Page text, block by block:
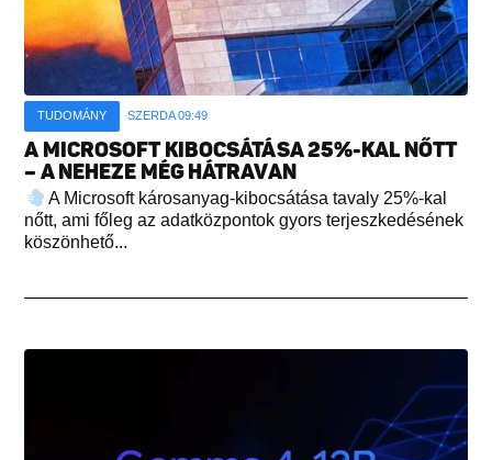
TUDOMÁNY SZERDA 09:49
A MICROSOFT KIBOCSÁTÁSA 25%-KAL NŐTT
– A NEHEZE MÉG HÁTRAVAN
A Microsoft károsanyag-kibocsátása tavaly 25%-kal
nőtt, ami főleg az adatközpontok gyors terjeszkedésének
köszönhető...